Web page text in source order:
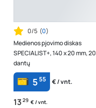
0/5 (0)
Medienos pjovimo diskas
SPECIALIST+, 140 x 20 mm, 20
dantų
555 € / vnt.
1329 € / vnt.